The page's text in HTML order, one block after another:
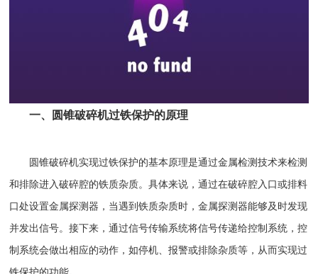
一、圆锥破碎机过铁保护的原理
圆锥破碎机实现过铁保护的基本原理是通过金属检测技术来检测
和排除进入破碎腔的铁质杂质。具体来说，通过在破碎腔入口或排料
口处设置金属探测器，当遇到铁质杂质时，金属探测器能够及时发现
并发出信号。接下来，通过信号传输系统将信号传递给控制系统，控
制系统会做出相应的动作，如停机、报警或排除杂质等，从而实现过